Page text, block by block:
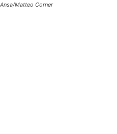
Ansa/Matteo Corner